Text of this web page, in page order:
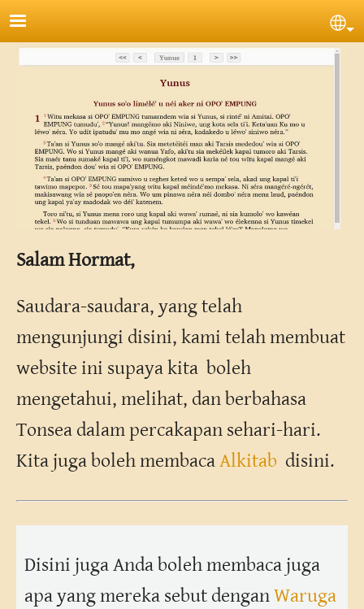
Lompat ke isi utama
Salam Hormat,
Saudara-saudara, yang telah
mengunjungi disini, kami telah membuat
website ini supaya kita boleh
mengetahui, melihat, dan berbahasa
Tonsea dalam percakapan sehari-hari.
Kita juga boleh membacaAlkitab disini.
Disini juga Anda boleh membaca juga
apa yang mereka sebut denganWaruga